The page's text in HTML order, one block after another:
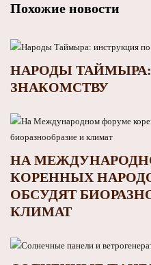
Похожие новости
НАРОДЫ
ЗНАКОМСТВУ
НА
КОРЕННЫХ
ОБСУДЯТ
КЛИМАТ